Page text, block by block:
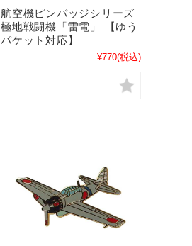
航空機ピンバッジシリーズ
極地戦闘機「雷電」 【ゆう
パケット対応】
¥770(税込)